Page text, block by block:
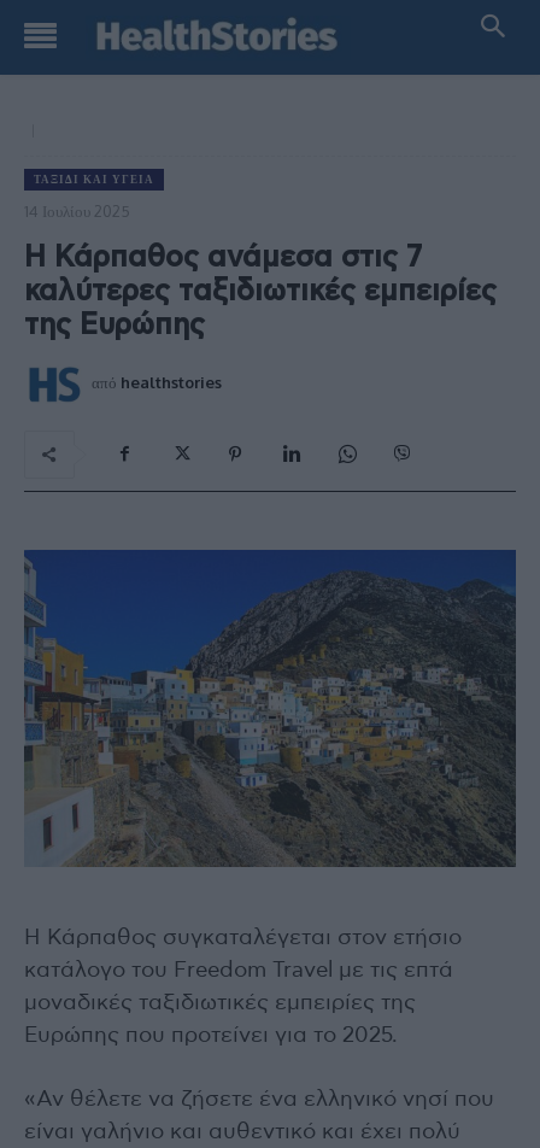
ΤΑΞΊΔΙ ΚΑΙ ΥΓΕΊΑ
14 Ιουλίου 2025
Η Κάρπαθος ανάμεσα στις 7
καλύτερες ταξιδιωτικές εμπειρίες
της Ευρώπης
από healthstories
Η Κάρπαθος συγκαταλέγεται στον ετήσιο
κατάλογο του Freedom Travel με τις επτά
μοναδικές ταξιδιωτικές εμπειρίες της
Ευρώπης που προτείνει για το 2025.
«Αν θέλετε να ζήσετε ένα ελληνικό νησί που
είναι γαλήνιο και αυθεντικό και έχει πολύ